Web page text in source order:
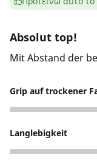
Absolut top!
Mit Abstand der
Grip auf trockener
5
Langlebigkeit
5